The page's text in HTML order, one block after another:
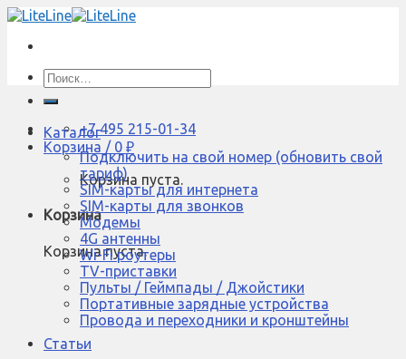
Skip
content
Искать:
+7 495 215-01-34
Корзина / 0 ₽
Корзина пуста.
Корзина
Корзина пуста.
Каталог
Подключить на свой номер (обновить свой
тариф)
SIM-карты для интернета
SIM-карты для звонков
Модемы
4G антенны
Wi-Fi роутеры
TV-приставки
Пульты / Геймпады / Джойстики
Портативные зарядные устройства
Провода и переходники и кронштейны
Статьи